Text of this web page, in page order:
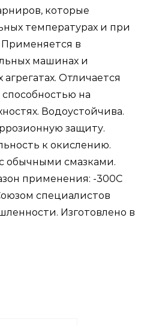
которые
температурах и при
Применяется в
машинах и
Отличается
на
Водоустойчива.
защиту.
к окислению.
обычными смазками.
применения: -300С
специалистов
Изготовлено в